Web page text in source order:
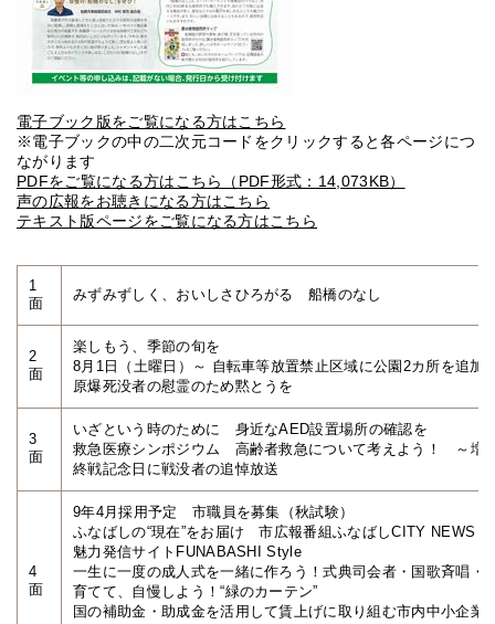
電子ブック版をご覧になる方はこちら
※電子ブックの中の二次元コードをクリックすると各ページにつ
ながります
PDFをご覧になる方はこちら（PDF形式：14,073KB）
声の広報をお聴きになる方はこちら
テキスト版ページをご覧になる方はこちら
1
面
みずみずしく、おいしさひろがる 船橋のなし
2
面
楽しもう、季節の旬を
8月1日（土曜日）～ 自転車等放置禁止区域に公園2カ所を追加
原爆死没者の慰霊のため黙とうを
3
面
いざという時のために 身近なAED設置場所の確認を
救急医療シンポジウム 高齢者救急について考えよう！ ～増
終戦記念日に戦没者の追悼放送
4
面
9年4月採用予定 市職員を募集（秋試験）
ふなばしの“現在”をお届け 市広報番組ふなばしCITY NEWS
魅力発信サイトFUNABASHI Style
一生に一度の成人式を一緒に作ろう！式典司会者・国歌斉唱・
育てて、自慢しよう！“緑のカーテン”
国の補助金・助成金を活用して賃上げに取り組む市内中小企業